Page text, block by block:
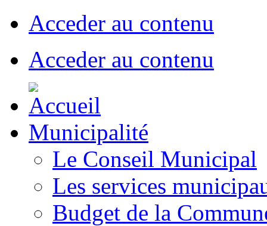
Acceder au contenu
Acceder au contenu
Municipalité
Le Conseil Municipal
Les services
Budget de la